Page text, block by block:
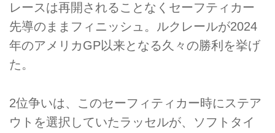
レースは再開されることなくセーフティカー
先導のままフィニッシュ。ルクレールが2024
年のアメリカGP以来となる久々の勝利を挙げ
た。
2位争いは、このセーフィティカー時にステア
ウトを選択していたラッセルが、ソフトタイ